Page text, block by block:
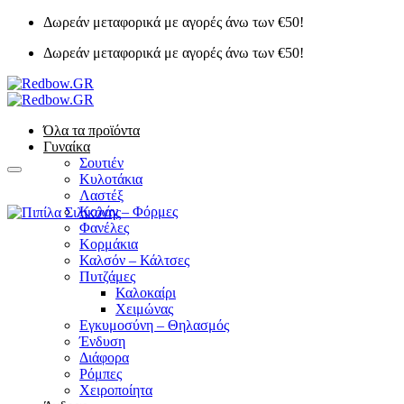
Μετάβαση
περιεχόμενο
Δωρεάν μεταφορικά με αγορές άνω των €50!
Δωρεάν μεταφορικά με αγορές άνω των €50!
Όλα τα προϊόντα
Γυναίκα
Σουτιέν
Κυλοτάκια
Λαστέξ
Κολάν – Φόρμες
Φανέλες
Κορμάκια
Καλσόν – Κάλτσες
Πυτζάμες
Καλοκαίρι
Χειμώνας
Εγκυμοσύνη – Θηλασμός
Ένδυση
Διάφορα
Ρόμπες
Χειροποίητα